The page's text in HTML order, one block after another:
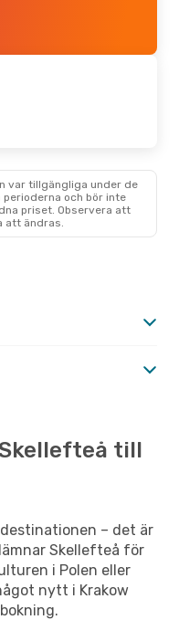
var tillgängliga under de
och bör inte
priset. Observera att
att ändras.
till
– det är
Skellefteå för
i Polen eller
nytt i Krakow